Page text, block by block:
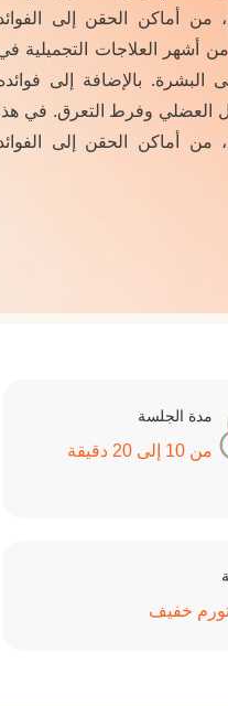
من أماكن الحقن إلى
من أشهر العلاجات التجميلية
البشرة. بالإضافة إلى
العضلي وفرط التعرق. في هذا
من أماكن الحقن إلى
مدة الجلسة
من 10 إلى 20 دقيقة
تورم خفيف